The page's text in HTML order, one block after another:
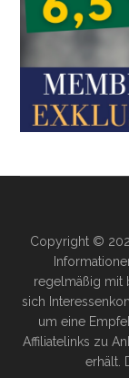
Copyright ©
regelmäßig mit
sich
um eine
Affiliatelinks zu
erhält.